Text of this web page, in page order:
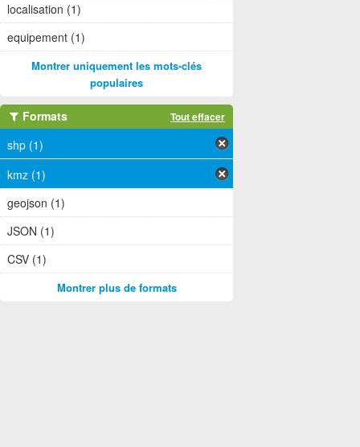
localisation (1)
equipement (1)
Montrer uniquement les mots-clés
populaires
Formats Tout effacer
shp (1)
kmz (1)
geojson (1)
JSON (1)
CSV (1)
Montrer plus de formats